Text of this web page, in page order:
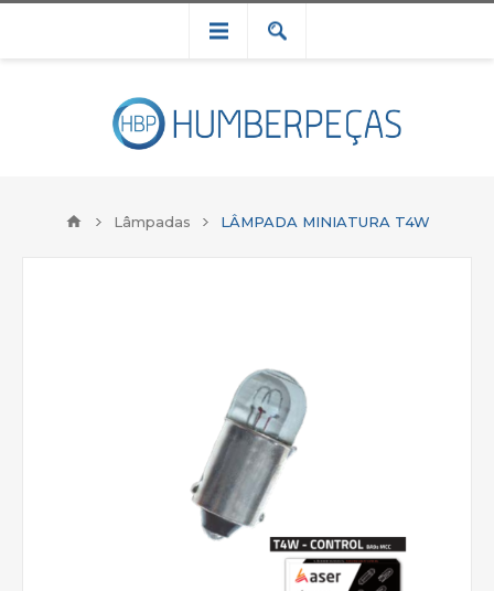
Lâmpadas LÂMPADA MINIATURA T4W